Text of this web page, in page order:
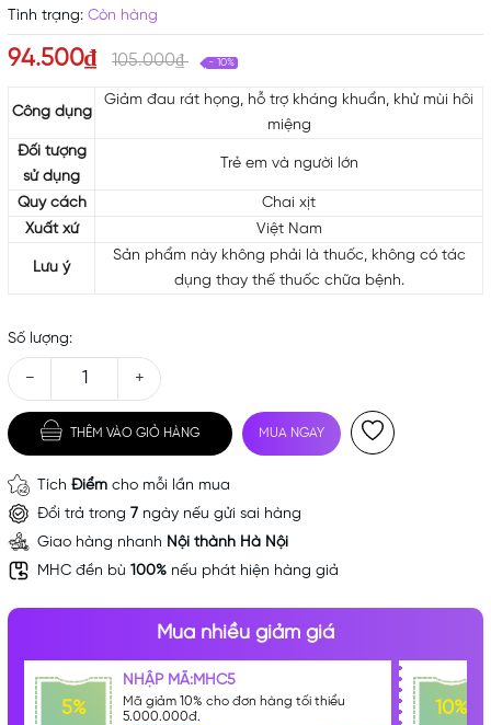
Tình trạng: Còn hàng
94.500₫ 105.000₫ - 10%
Công dụng
Giảm đau rát họng, hỗ trợ kháng khuẩn, khử mùi hôi
miệng
Đối tượng
sử dụng
Trẻ em và người lớn
Quy cách
Chai xịt
Xuất xứ
Việt Nam
Lưu ý
Sản phẩm này không phải là thuốc, không có tác
dụng thay thế thuốc chữa bệnh.
Số lượng:
− +
THÊM VÀO GIỎ HÀNG MUA NGAY
Tích Điểm cho mỗi lần mua
Đổi trả trong 7 ngày nếu gửi sai hàng
Giao hàng nhanh Nội thành Hà Nội
MHC đền bù 100% nếu phát hiện hàng giả
Mua nhiều giảm giá
5%
NHẬP MÃ:MHC5
Mã giảm 10% cho đơn hàng tối thiểu
5.000.000đ.
10%